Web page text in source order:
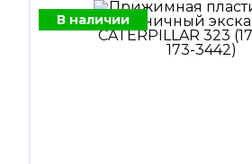
В наличии